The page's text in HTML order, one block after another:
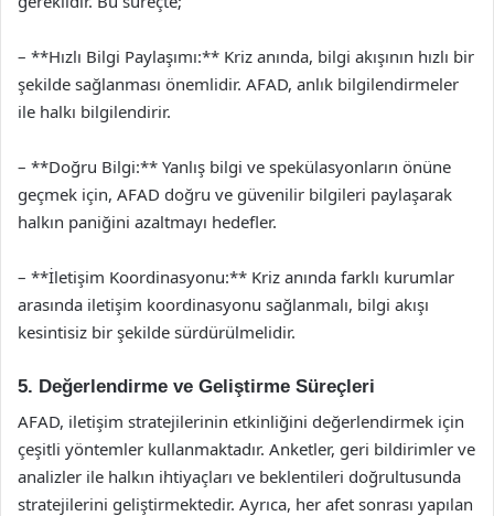
– **Hızlı Bilgi Paylaşımı:** Kriz anında, bilgi akışının hızlı bir
şekilde sağlanması önemlidir. AFAD, anlık bilgilendirmeler
ile halkı bilgilendirir.
– **Doğru Bilgi:** Yanlış bilgi ve spekülasyonların önüne
geçmek için, AFAD doğru ve güvenilir bilgileri paylaşarak
halkın paniğini azaltmayı hedefler.
– **İletişim Koordinasyonu:** Kriz anında farklı kurumlar
arasında iletişim koordinasyonu sağlanmalı, bilgi akışı
kesintisiz bir şekilde sürdürülmelidir.
5. Değerlendirme ve Geliştirme Süreçleri
AFAD, iletişim stratejilerinin etkinliğini değerlendirmek için
çeşitli yöntemler kullanmaktadır. Anketler, geri bildirimler ve
analizler ile halkın ihtiyaçları ve beklentileri doğrultusunda
stratejilerini geliştirmektedir. Ayrıca, her afet sonrası yapılan